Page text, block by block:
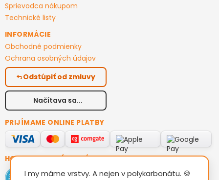
Sprievodca nákupom
Technické listy
INFORMÁCIE
Obchodné podmienky
Ochrana osobných údajov
Odstúpiť od zmluvy
Načítava sa...
PRIJÍMAME ONLINE PLATBY
HODNOTENIE ZÁKAZNÍKOV
I my máme vrstvy. A nejen v polykarbonátu. 🍪